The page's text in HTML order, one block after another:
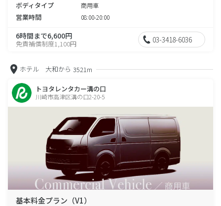
ボディタイプ 商用車
営業時間 08:00-20:00
6時間まで6,600円
免責補償制度1,100円 03-3418-6036
ホテル 大和から 3521m
トヨタレンタカー溝の口
川崎市高津区溝の口2-20-5
基本料金プラン（V1）